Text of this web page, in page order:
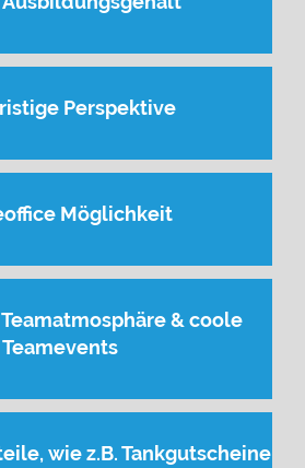
Perspektive
Möglichkeit
& coole
Teamevents
wie z.B. Tankgutscheine